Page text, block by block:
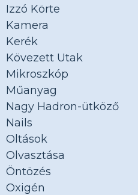
Izzó Körte
Kamera
Kerék
Kövezett Utak
Mikroszkóp
Műanyag
Nagy Hadron-ütköző
Nails
Oltások
Olvasztása
Öntözés
Oxigén